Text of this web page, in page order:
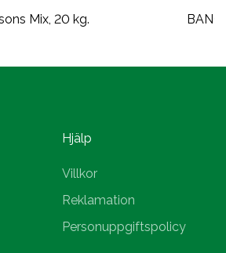
Mix, 20 kg.
Hjälp
Villkor
Reklamation
Personuppgiftspolicy